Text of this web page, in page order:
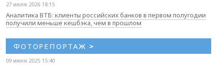
27 июля 2026 18:15
Аналитика ВТБ: клиенты российских банков в первом полугодии
получили меньше кешбэка, чем в прошлом
ФОТОРЕПОРТАЖ >
09 июня 2025 15:40